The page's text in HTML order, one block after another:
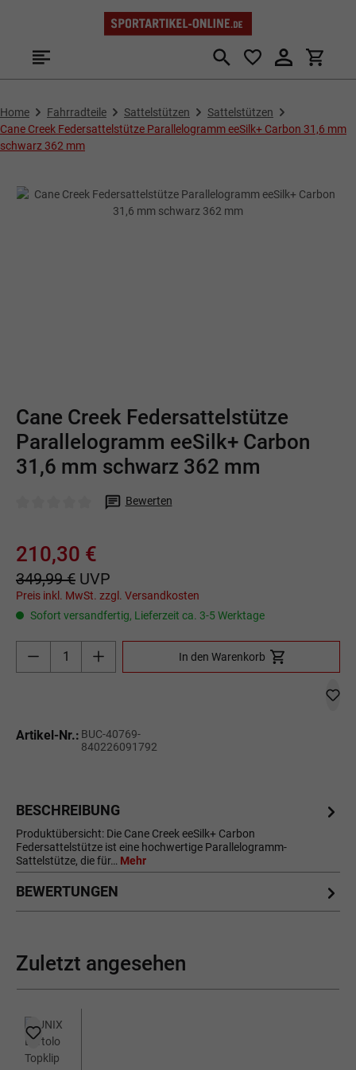
Zum Hauptinhalt springen
Home Fahrradteile Sattelstützen
Sattelstützen
Cane Creek Federsattelstütze Parallelogramm eeSilk+ Carbon 31,6 mm
schwarz 362 mm
Cane Creek Federsattelstütze
Parallelogramm eeSilk+ Carbon
31,6 mm schwarz 362 mm
Bewerten
210,30 €
349,99 € UVP
Preis inkl. MwSt. zzgl. Versandkosten
Sofort versandfertig, Lieferzeit ca. 3-5 Werktage
Produkt Anzahl: Gib den gewünschten Wert
In den Warenkorb
Artikel-Nr.: BUC-40769-
840226091792
BESCHREIBUNG
Produktübersicht: Die Cane Creek eeSilk+ Carbon
Federsattelstütze ist eine hochwertige Parallelogramm-
Sattelstütze, die für… Mehr
BEWERTUNGEN
Zuletzt angesehen